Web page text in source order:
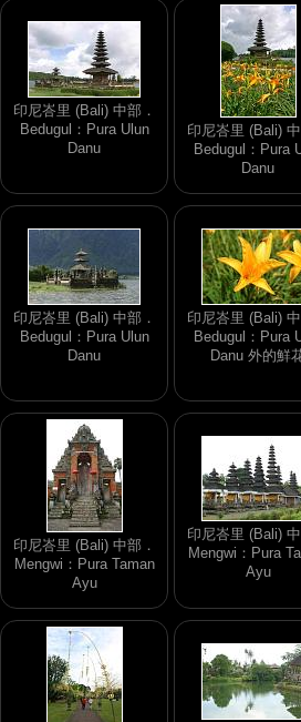
印尼峇里 (Bali) 中部．
Bedugul：Pura Ulun
Danu
印尼峇里 (Bali) 中
Bedugul：Pura
Danu
印尼峇里 (Bali) 中部．
Bedugul：Pura Ulun
Danu
印尼峇里 (Bali) 中
Bedugul：Pura
Danu 外的鮮
印尼峇里 (Bali) 中部．
Mengwi：Pura Taman
Ayu
印尼峇里 (Bali) 中
Mengwi：Pura
Ayu